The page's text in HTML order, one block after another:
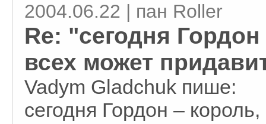
2004.06.22 | пан Roller
Re: "сегодня
всех может
Vadym Gladchuk пише:
сегодня Гордон –